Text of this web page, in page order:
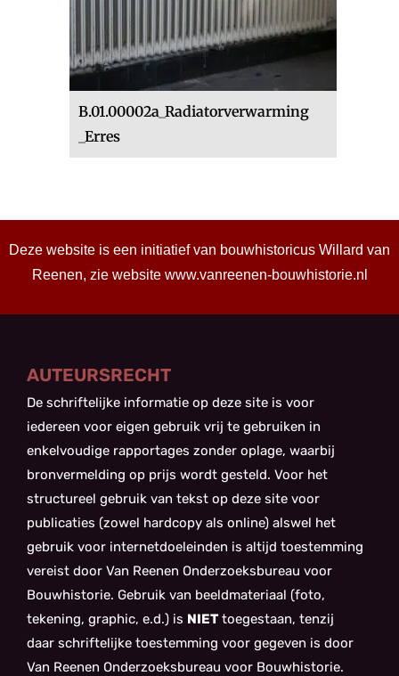
B.01.00002a_Radiatorverwarming
_Erres
Deze website is een initiatief van bouwhistoricus Willard van
Reenen, zie website www.vanreenen-bouwhistorie.nl
AUTEURSRECHT
De schriftelijke informatie op deze site is voor
iedereen voor eigen gebruik vrij te gebruiken in
enkelvoudige rapportages zonder oplage, waarbij
bronvermelding op prijs wordt gesteld. Voor het
structureel gebruik van tekst op deze site voor
publicaties (zowel hardcopy als online) alswel het
gebruik voor internetdoeleinden is altijd toestemming
vereist door Van Reenen Onderzoeksbureau voor
Bouwhistorie. Gebruik van beeldmateriaal (foto,
tekening, graphic, e.d.) is NIETtoegestaan, tenzij
daar schriftelijke toestemming voor gegeven is door
Van Reenen Onderzoeksbureau voor Bouwhistorie.